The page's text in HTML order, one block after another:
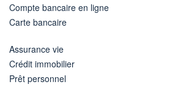
Compte bancaire en ligne
Carte bancaire
Assurance vie
Crédit immobilier
Prêt personnel